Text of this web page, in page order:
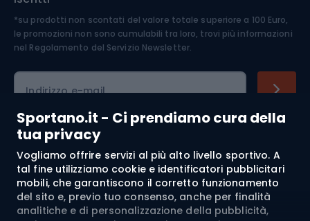
Sportano.it - Ci prendiamo cura della
tua privacy
Vogliamo offrire servizi al più alto livello sportivo. A
tal fine utilizziamo cookie e identificatori pubblicitari
mobili, che garantiscono il corretto funzionamento
del sito e, previo tuo consenso, anche per finalità
analitiche e di personalizzazione della pubblicità,
Abbigliamento ciclistico
*su prodotti non scontati del valore totale superiore a 100 Euro,
le promozioni non sono cumulabili tra loro, trovi più informazioni
nel Regolamento del Servizio Newsletter.
Indirizzo e-mail
Acquisti
Servizio clienti